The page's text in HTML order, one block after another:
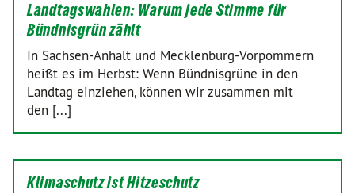
Landtagswahlen: Warum jede Stimme für
Bündnisgrün zählt
In Sachsen-Anhalt und Mecklenburg-Vorpommern
heißt es im Herbst: Wenn Bündnisgrüne in den
Landtag einziehen, können wir zusammen mit
den [...]
Klimaschutz ist Hitzeschutz